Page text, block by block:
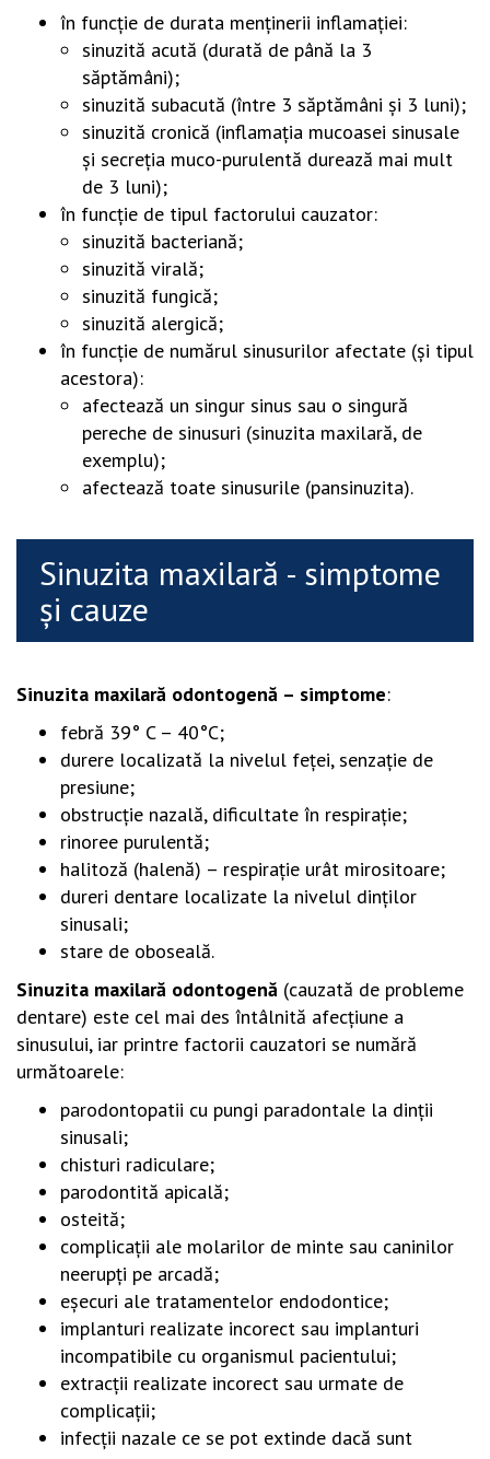
în funcţie de durata menţinerii inflamaţiei:
sinuzită acută (durată de până la 3
săptămâni);
sinuzită subacută (între 3 săptămâni şi 3 luni);
sinuzită cronică (inflamaţia mucoasei sinusale
şi secreţia muco-purulentă durează mai mult
de 3 luni);
în funcţie de tipul factorului cauzator:
sinuzită bacteriană;
sinuzită virală;
sinuzită fungică;
sinuzită alergică;
în funcţie de numărul sinusurilor afectate (şi tipul
acestora):
afectează un singur sinus sau o singură
pereche de sinusuri (sinuzita maxilară, de
exemplu);
afectează toate sinusurile (pansinuzita).
Sinuzita maxilară - simptome
şi cauze
Sinuzita maxilară odontogenă – simptome:
febră 39° C – 40°C;
durere localizată la nivelul feţei, senzaţie de
presiune;
obstrucţie nazală, dificultate în respiraţie;
rinoree purulentă;
halitoză (halenă) – respiraţie urât mirositoare;
dureri dentare localizate la nivelul dinţilor
sinusali;
stare de oboseală.
Sinuzita maxilară odontogenă (cauzată de probleme
dentare) este cel mai des întâlnită afecţiune a
sinusului, iar printre factorii cauzatori se numără
următoarele:
parodontopatii cu pungi paradontale la dinţii
sinusali;
chisturi radiculare;
parodontită apicală;
osteită;
complicaţii ale molarilor de minte sau caninilor
neerupţi pe arcadă;
eşecuri ale tratamentelor endodontice;
implanturi realizate incorect sau implanturi
incompatibile cu organismul pacientului;
extracţii realizate incorect sau urmate de
complicaţii;
infecţii nazale ce se pot extinde dacă sunt